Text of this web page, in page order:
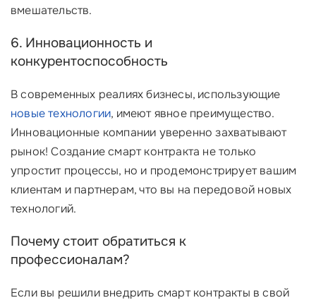
вмешательств.
6. Инновационность и
конкурентоспособность
В современных реалиях бизнесы, использующие
новые технологии, имеют явное преимущество.
Инновационные компании уверенно захватывают
рынок! Создание смарт контракта не только
упростит процессы, но и продемонстрирует вашим
клиентам и партнерам, что вы на передовой новых
технологий.
Почему стоит обратиться к
профессионалам?
Если вы решили внедрить смарт контракты в свой